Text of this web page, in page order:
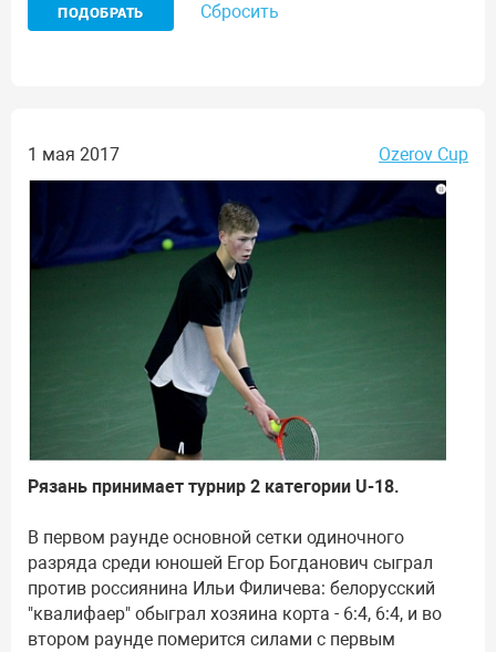
Сбросить
1 мая 2017 Ozerov Cup
Рязань принимает турнир 2 категории U-18.
В первом раунде основной сетки одиночного
разряда среди юношей Егор Богданович сыграл
против россиянина Ильи Филичева: белорусский
"квалифаер" обыграл хозяина корта - 6:4, 6:4, и во
втором раунде померится силами с первым